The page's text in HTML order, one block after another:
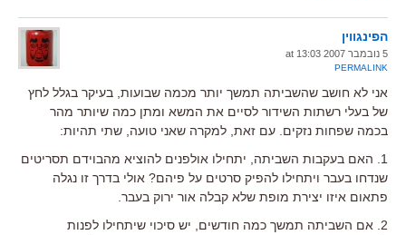
הפינגווין
5 נובמבר 2007 at 13:03
PERMALINK
אני לא חושב שהשביתה תמשך יותר מכמה שבועות, בעיקר בגלל לחץ
של בעלי רשתות השידור לסיים את המשא ומתן כמה שיותר מהר
בכמה שפחות נזקים. עם זאת, למקרה שאני טועה, שתי תהיות:
1. האם בעקבות השביתה, יתחילו אולפנים להוציא מהבוידם תסריטים
שנדחו בעבר ויתחילו להפיק סרטים על פיהם? אולי בדרך זו נגלה
פתאום איזו יצירת מופת שלא קבלה אור ירוק בעבר.
2. אם השביתה תמשך כמה חודשים, יש סיכוי שיתחילו לפנות